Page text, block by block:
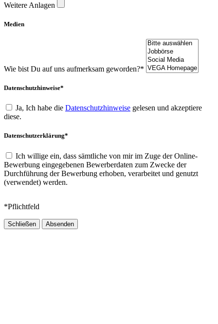
Weitere Anlagen
Medien
Wie bist Du auf uns aufmerksam geworden?*
Datenschutzhinweise*
Ja, Ich habe die Datenschutzhinweise gelesen und akzeptiere
diese.
Datenschutzerklärung*
Ich willige ein, dass sämtliche von mir im Zuge der Online-
Bewerbung eingegebenen Bewerberdaten zum Zwecke der
Durchführung der Bewerbung erhoben, verarbeitet und genutzt
(verwendet) werden.
*Pflichtfeld
Schließen Absenden